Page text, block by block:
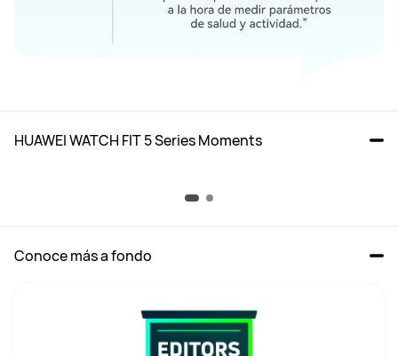
HUAWEI WATCH FIT 5 Series Moments
HUAWEI WATCH FIT 5 Series
Conoce más a fondo